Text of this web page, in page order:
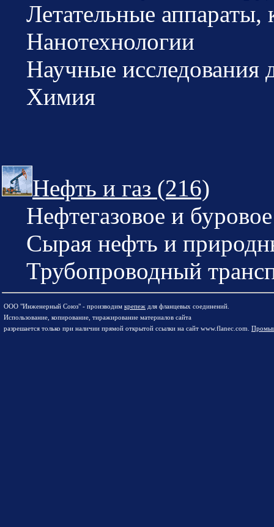
Летательные аппараты,
Нанотехнологии
Научные исследования
Химия
Нефть и газ (216)
Нефтегазовое и
Сырая нефть и
Трубопроводный
ООО "Инженерный Союз" - производим крепеж для фланцевых соединений.
Использование, копирование, тиражирование материалов сайта
разрешается только при наличии прямой открытой ссылки на сайт www.flanec.com.